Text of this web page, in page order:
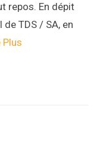
repos. En dépit
TDS / SA, en
Plus